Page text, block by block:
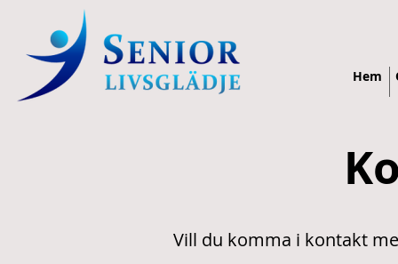
Hem
Vill du komma i kontakt